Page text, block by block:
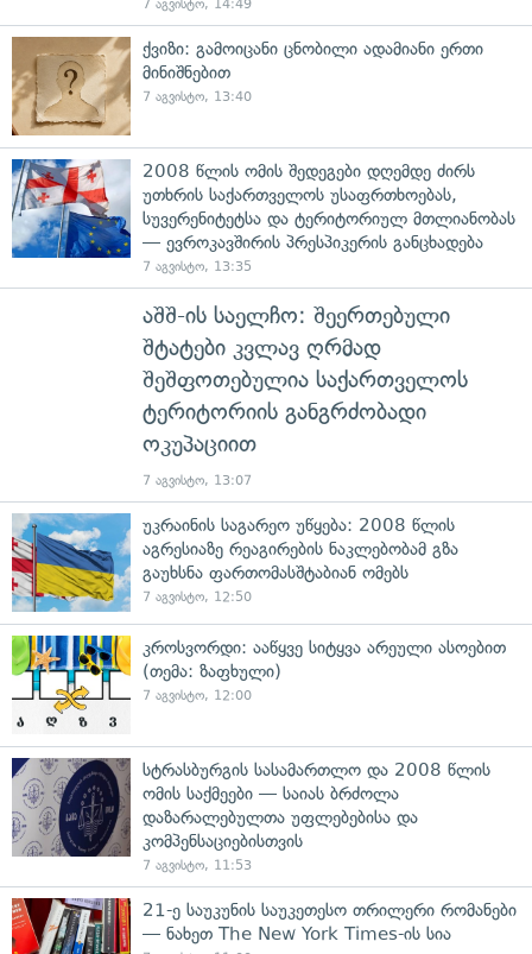
7 აგვისტო, 14:49
ქვიზი: გამოიცანი ცნობილი ადამიანი ერთი
მინიშნებით
7 აგვისტო, 13:40
2008 წლის ომის შედეგები დღემდე ძირს
უთხრის საქართველოს უსაფრთხოებას,
სუვერენიტეტსა და ტერიტორიულ მთლიანობას
— ევროკავშირის პრესპიკერის განცხადება
7 აგვისტო, 13:35
აშშ-ის საელჩო: შეერთებული
შტატები კვლავ ღრმად
შეშფოთებულია საქართველოს
ტერიტორიის განგრძობადი
ოკუპაციით
7 აგვისტო, 13:07
უკრაინის საგარეო უწყება: 2008 წლის
აგრესიაზე რეაგირების ნაკლებობამ გზა
გაუხსნა ფართომასშტაბიან ომებს
7 აგვისტო, 12:50
კროსვორდი: ააწყვე სიტყვა არეული ასოებით
(თემა: ზაფხული)
7 აგვისტო, 12:00
სტრასბურგის სასამართლო და 2008 წლის
ომის საქმეები — საიას ბრძოლა
დაზარალებულთა უფლებებისა და
კომპენსაციებისთვის
7 აგვისტო, 11:53
21-ე საუკუნის საუკეთესო თრილერი რომანები
— ნახეთ The New York Times-ის სია